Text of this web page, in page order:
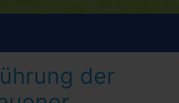
der